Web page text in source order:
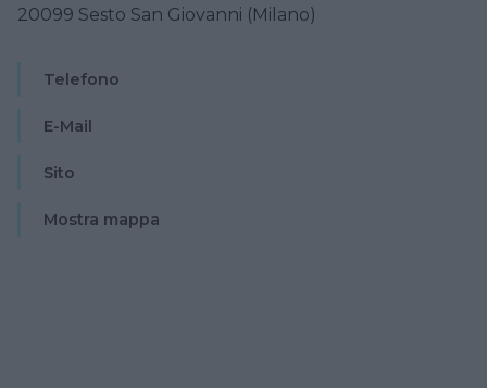
20099 Sesto San Giovanni (Milano)
Telefono
E-Mail
Sito
Mostra mappa